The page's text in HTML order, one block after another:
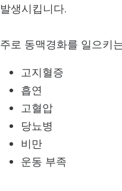
발생시킵니다.
주로 동맥경화를 일으키
고지혈증
흡연
고혈압
당뇨병
비만
운동 부족